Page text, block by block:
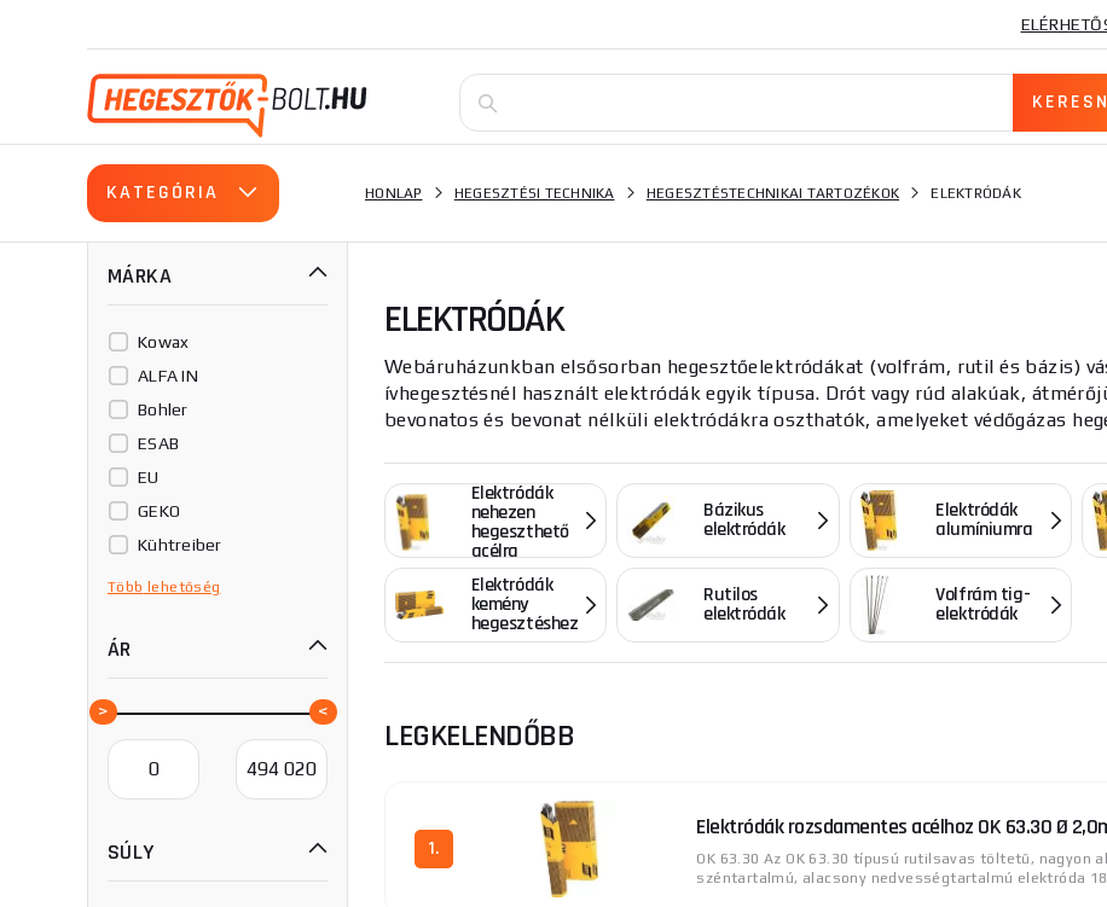
KATEGÓRIA HONLAP HEGESZTÉSI TECHNIKA HEGESZTÉSTECHNIKAI TARTOZÉKOK ELEKTRÓDÁK
MÁRKA
Kowax
ALFA IN
Bohler
ESAB
EU
GEKO
Kühtreiber
Magg
Spartus
TECWELD
TR-WELD
Több lehetőség
ÁR
SÚLY
ELEKTRÓDÁK
Webáruházunkban elsősorban hegesztőelektródákat (volfrám, rutil és bázis)
ívhegesztésnél használt elektródák egyik típusa. Drót vagy rúd alakúak,
bevonatos és bevonat nélküli elektródákra oszthatók, amelyeket védőgázas
Elektródák
nehezen
hegeszthető
acélra
Bázikus
elektródák
Elektródák
alumíniumra
Elektródák
kemény
hegesztéshez
Rutilos
elektródák
Volfrám tig-
elektródák
LEGKELENDŐBB
1.
Elektródák rozsdamentes acélhoz OK 63.30 Ø
OK 63.30 Az OK 63.30 típusú rutilsavas töltetű, nagyon
széntartalmú, alacsony nedvességtartalmú elektróda